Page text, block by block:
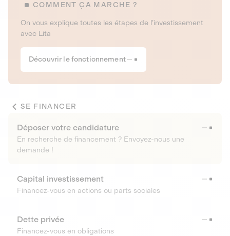
COMMENT ÇA MARCHE ?
On vous explique toutes les étapes de l’investissement
avec Lita
Découvrir le fonctionnement
SE FINANCER
Déposer votre candidature
En recherche de financement ? Envoyez-nous une
demande !
Capital investissement
Financez-vous en actions ou parts sociales
Dette privée
Financez-vous en obligations